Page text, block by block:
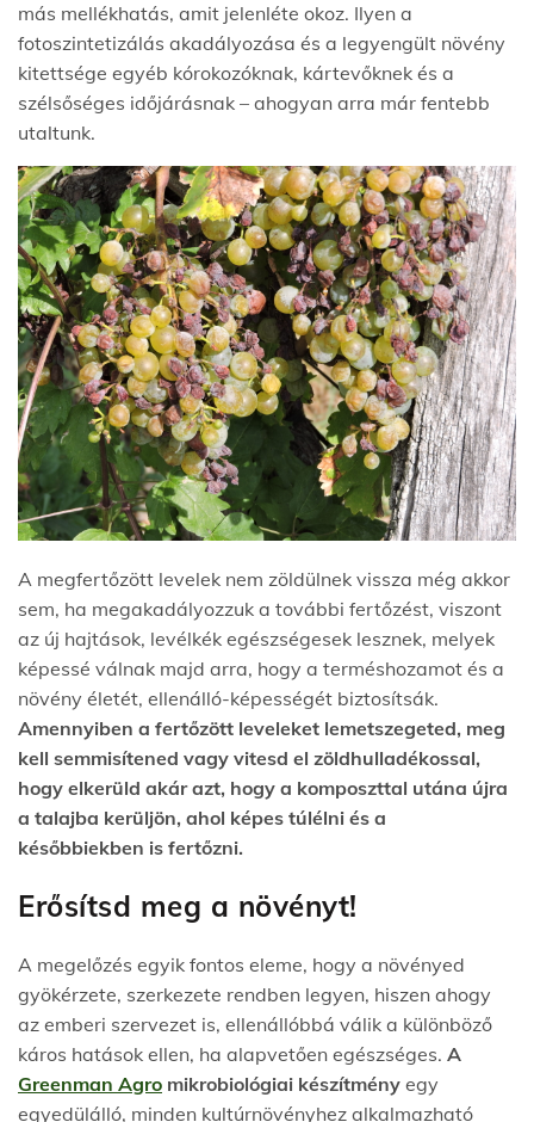
más mellékhatás, amit jelenléte okoz. Ilyen a
fotoszintetizálás akadályozása és a legyengült növény
kitettsége egyéb kórokozóknak, kártevőknek és a
szélsőséges időjárásnak – ahogyan arra már fentebb
utaltunk.
A megfertőzött levelek nem zöldülnek vissza még akkor
sem, ha megakadályozzuk a további fertőzést, viszont
az új hajtások, levélkék egészségesek lesznek, melyek
képessé válnak majd arra, hogy a terméshozamot és a
növény életét, ellenálló-képességét biztosítsák.
Amennyiben a fertőzött leveleket lemetszegeted, meg
kell semmisítened vagy vitesd el zöldhulladékossal,
hogy elkerüld akár azt, hogy a komposzttal utána újra
a talajba kerüljön, ahol képes túlélni és a
későbbiekben is fertőzni.
Erősítsd meg a növényt!
A megelőzés egyik fontos eleme, hogy a növényed
gyökérzete, szerkezete rendben legyen, hiszen ahogy
az emberi szervezet is, ellenállóbbá válik a különböző
káros hatások ellen, ha alapvetően egészséges. A
Greenman Agro mikrobiológiai készítmény egy
egyedülálló, minden kultúrnövényhez alkalmazható